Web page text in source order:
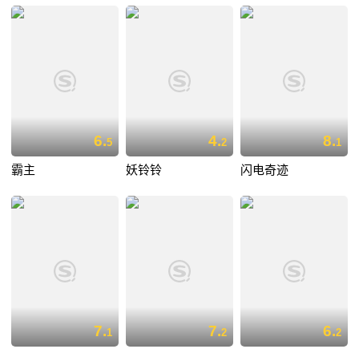
6.5
霸主
4.2
妖铃铃
8.1
闪电奇迹
7.1 7.2 6.2